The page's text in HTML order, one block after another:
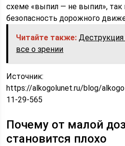
Читайте также: Деструкция
все о зрении
Источник:
https://alkogolunet.ru/blog/
11-29-565
Почему от малой
становится плохо